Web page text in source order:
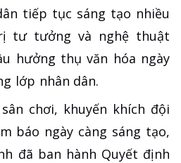
tiếp tục sáng tạo nhiều
tư tưởng và nghệ thuật
hưởng thụ văn hóa ngày
lớp nhân dân.
chơi, khuyến khích đội
báo ngày càng sáng tạo,
đã ban hành Quyết định